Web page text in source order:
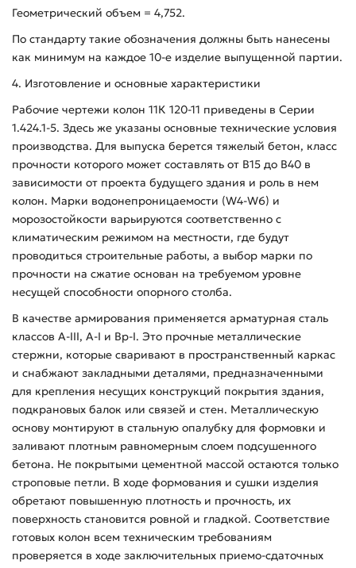
Геометрический объем = 4,752.
По стандарту такие обозначения должны быть нанесены
как минимум на каждое 10-е изделие выпущенной партии.
4. Изготовление и основные характеристики
Рабочие чертежи колон 11К 120-11 приведены в Серии
1.424.1-5. Здесь же указаны основные технические условия
производства. Для выпуска берется тяжелый бетон, класс
прочности которого может составлять от В15 до В40 в
зависимости от проекта будущего здания и роль в нем
колон. Марки водонепроницаемости (W4-W6) и
морозостойкости варьируются соответственно с
климатическим режимом на местности, где будут
проводиться строительные работы, а выбор марки по
прочности на сжатие основан на требуемом уровне
несущей способности опорного столба.
В качестве армирования применяется арматурная сталь
классов А-ІІІ, А-І и Вр-І. Это прочные металлические
стержни, которые сваривают в пространственный каркас
и снабжают закладными деталями, предназначенными
для крепления несущих конструкций покрытия здания,
подкрановых балок или связей и стен. Металлическую
основу монтируют в стальную опалубку для формовки и
заливают плотным равномерным слоем подсушенного
бетона. Не покрытыми цементной массой остаются только
строповые петли. В ходе формования и сушки изделия
обретают повышенную плотность и прочность, их
поверхность становится ровной и гладкой. Соответствие
готовых колон всем техническим требованиям
проверяется в ходе заключительных приемо-сдаточных